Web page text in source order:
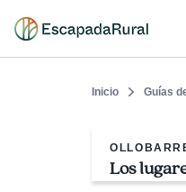
Inicio Guías
Los